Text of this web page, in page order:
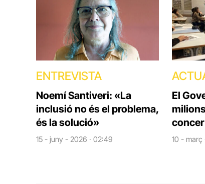
ENTREVISTA
Noemí Santiveri: «La
inclusió no és el problema,
és la solució»
15 - juny - 2026 · 02:49
El
10 - març